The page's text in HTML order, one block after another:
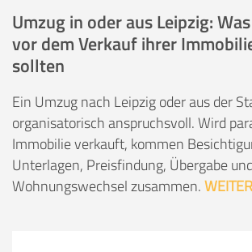
Umzug in oder aus Leipzig:
vor dem Verkauf ihrer
sollten
Ein Umzug nach Leipzig oder aus der
organisatorisch anspruchsvoll. Wird
Immobilie verkauft, kommen
Unterlagen, Preisfindung, Übergabe
Wohnungswechsel zusammen.